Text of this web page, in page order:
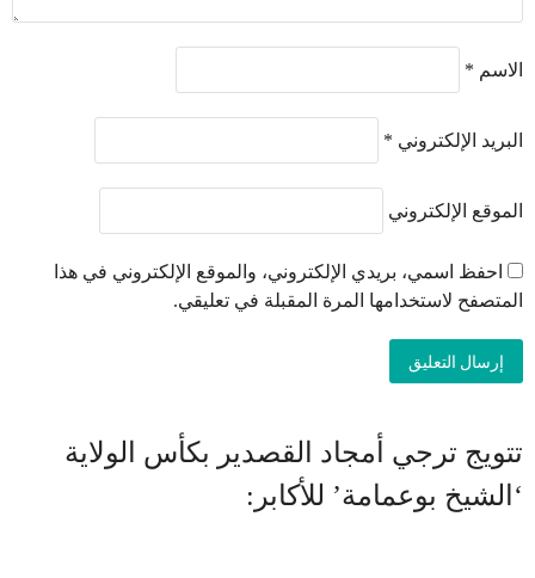
الاسم *
البريد الإلكتروني *
الموقع الإلكتروني
احفظ اسمي، بريدي الإلكتروني، والموقع الإلكتروني في هذا
المتصفح لاستخدامها المرة المقبلة في تعليقي.
تتويج ترجي أمجاد القصدير بكأس الولاية
‘الشيخ بوعمامة’ للأكابر: